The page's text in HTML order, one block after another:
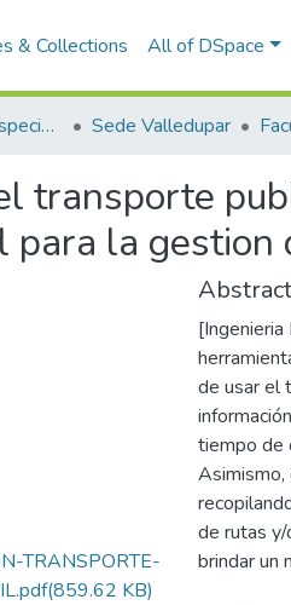
& Collections All of DSpace
Trabajos de Grado (Especializaciones y Pregrados) Sede Valledupar
transporte
para la gestion
TRANSPORTE-
(859.62 KB)
Abstract
de usar el
tiempo de
Asimismo,
de rutas y/
brindar un